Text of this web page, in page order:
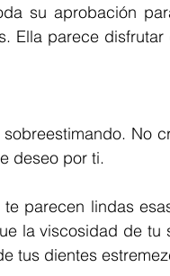
su aprobación
Ella parece
No
deseo por ti.
parecen lindas
la viscosidad de
tus dientes